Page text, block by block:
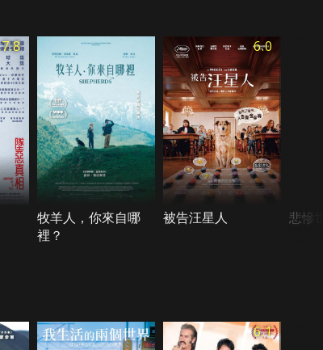
7.8
牧羊人，你來自哪
裡？
6.0
被告汪星人 悲慘
6.1